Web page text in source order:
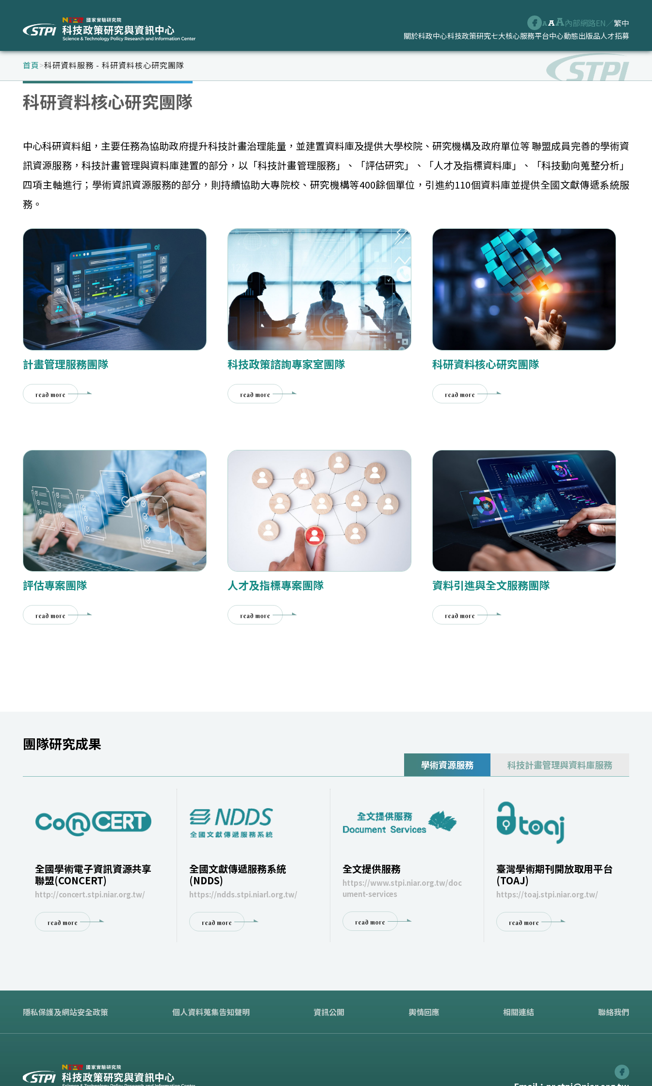
AAA內部網路EN／繁中
關於科政中心科技政策研究七大核心服務平台中心動態出版品人才招募
首頁>科研資料服務 - 科研資料核心研究團隊
科研資料核心研究團隊
中心科研資料組，主要任務為協助政府提升科技計畫治理能量，並建置資料庫及提供大學校院、研究機構及政府單位等 聯盟成員完善的學術資
訊資源服務，科技計畫管理與資料庫建置的部分，以「科技計畫管理服務」、「評估研究」、「人才及指標資料庫」、「科技動向蒐整分析」
四項主軸進行；學術資訊資源服務的部分，則持續協助大專院校、研究機構等400餘個單位，引進約110個資料庫並提供全國文獻傳遞系統服
務。
計畫管理服務團隊
read more
科技政策諮詢專家室團隊
read more
科研資料核心研究團隊
read more
評估專案團隊
read more
人才及指標專案團隊
read more
資料引進與全文服務團隊
read more
團隊研究成果
學術資源服務 科技計畫管理與資料庫服務
全國學術電子資訊資源共享
聯盟(CONCERT)
http://concert.stpi.niar.org.tw/
read more
全國文獻傳遞服務系統
(NDDS)
https://ndds.stpi.niarl.org.tw/
read more
全文提供服務
https://www.stpi.niar.org.tw/doc
ument-services
read more
臺灣學術期刊開放取用平台
(TOAJ)
https://toaj.stpi.niar.org.tw/
read more
隱私保護及網站安全政策 個人資料蒐集告知聲明 資訊公開 輿情回應 相關連結 聯絡我們